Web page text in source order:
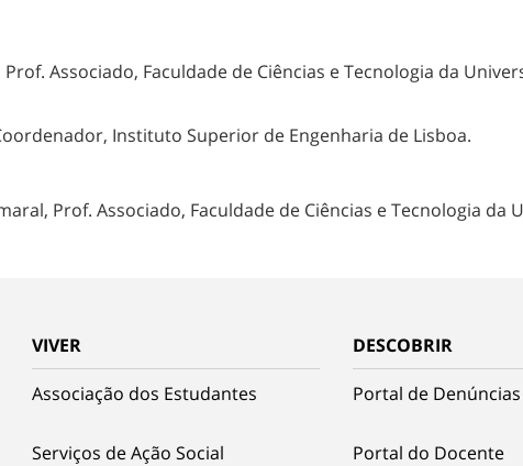
Associado, Faculdade de Ciências e Tecnologia da
Instituto Superior de Engenharia de Lisboa.
Prof. Associado, Faculdade de Ciências e Tecnologia da
VIVER
Associação dos Estudantes
Serviços de Ação Social
DESCOBRIR
Portal de Denúncias
Portal do Docente